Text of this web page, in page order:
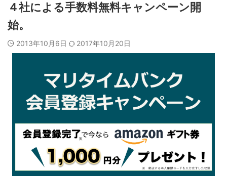
４社による手数料無料キャンペーン開
始。
2013年10月6日 2017年10月20日